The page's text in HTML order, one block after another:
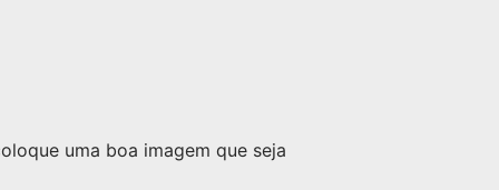
uma boa imagem que seja